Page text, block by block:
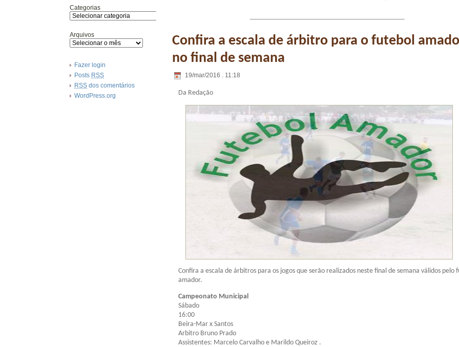
Categorias
Arquivos
Fazer login
Posts RSS
RSS dos comentários
WordPress.org
Confira a escala de árbitro para o futebol
no final de semana
19/mar/2016 . 11:18
Da Redação
Confira a escala de árbitros para os jogos que serão realizados neste final de semana válidos pelo
amador.
Campeonato Municipal
Sábado
16:00
Beira-Mar x Santos
Arbitro Bruno Prado
Assistentes: Marcelo Carvalho e Marildo Queiroz .